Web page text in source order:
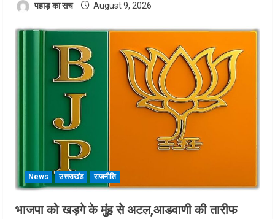
पहाड़ का सच August 9, 2026
News उत्तराखंड राजनीति
भाजपा को खड़गे के मुंह से अटल,आडवाणी की तारीफ